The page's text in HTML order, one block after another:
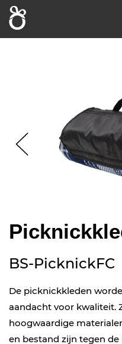
BS-PicknickFC
De picknickkleden
aandacht voor kwaliteit.
hoogwaardige
en bestand zijn tegen